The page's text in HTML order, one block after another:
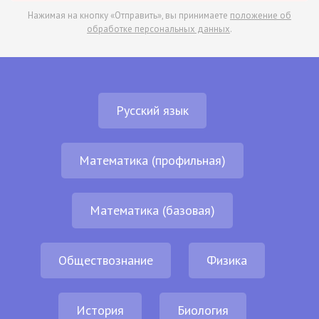
Нажимая на кнопку «Отправить», вы принимаете положение об
обработке персональных данных.
Русский язык
Математика (профильная)
Математика (базовая)
Обществознание Физика
История Биология